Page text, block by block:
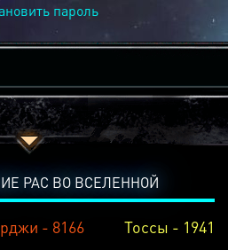
пароль
РАС ВО ВСЕЛЕННОЙ
- 8166 Тоссы - 1941